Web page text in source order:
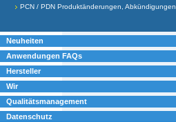
PCN / PDN Produktänderungen, Abkündigungen
Neuheiten
Anwendungen FAQs
Hersteller
Wir
Qualitätsmanagement
Datenschutz